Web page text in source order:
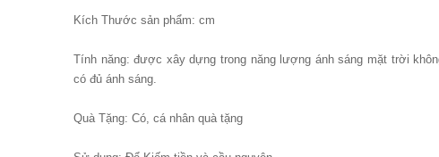
Kích Thước sản phẩm: cm
Tính năng: được xây dựng trong năng lượng ánh sáng mặt trời
có đủ ánh sáng.
Quà Tặng: Có, cá nhân quà tặng